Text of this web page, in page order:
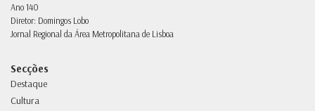
Ano 140
Diretor: Domingos Lobo
Jornal Regional da Área Metropolitana de Lisboa
Secções
Destaque
Cultura